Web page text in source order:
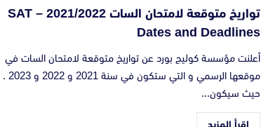
تواريخ متوقعة لامتحان السات 2021/2022 – SAT
Dates and Deadlines
أعلنت مؤسسة كوليج بورد عن تواريخ متوقعة لامتحان السات في
موقعها الرسمي و التي ستكون في سنة 2021 و 2022 و 2023 .
حيث سيكون...
اقرأ المزيد